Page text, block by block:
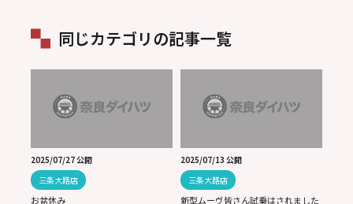
同じカテゴリの記事一覧
2025/07/27 公開
三条大路店
お盆休み
2025/07/13 公開
三条大路店
新型ムーヴ皆さん試乗はされました